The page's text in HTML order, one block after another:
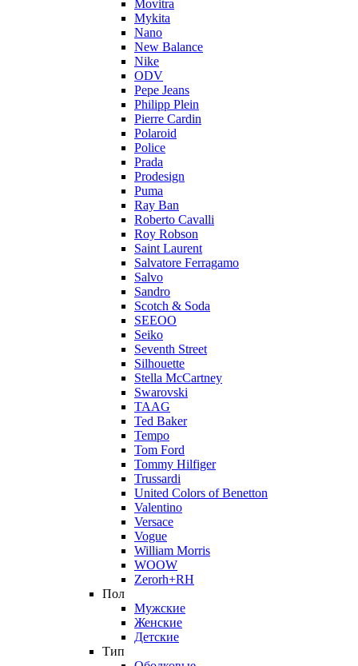
Movitra
Mykita
Nano
New Balance
Nike
ODV
Pepe Jeans
Philipp Plein
Pierre Cardin
Polaroid
Police
Prada
Prodesign
Puma
Ray Ban
Roberto Cavalli
Roy Robson
Saint Laurent
Salvatore Ferragamo
Salvo
Sandro
Scotch & Soda
SEEOO
Seiko
Seventh Street
Silhouette
Stella McCartney
Swarovski
TAAG
Ted Baker
Tempo
Tom Ford
Tommy Hilfiger
Trussardi
United Colors of Benetton
Valentino
Versace
Vogue
William Morris
WOOW
Zerorh+RH
Пол
Мужские
Женские
Детские
Тип